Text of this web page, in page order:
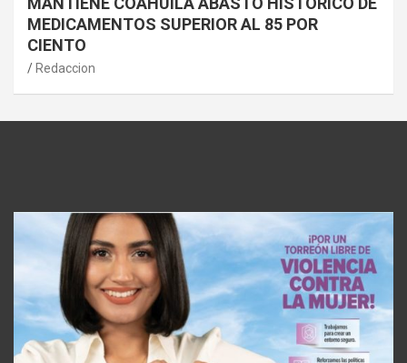
MEDICAMENTOS SUPERIOR AL 85 POR
CIENTO
Redaccion